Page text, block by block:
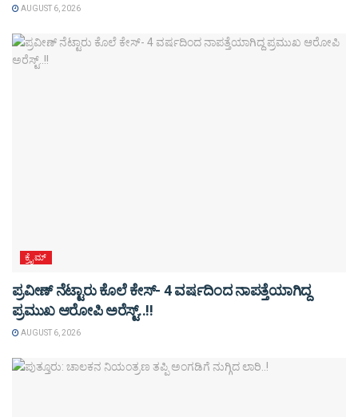
AUGUST 6, 2026
ಕ್ರೈಮ್
ಪ್ರವೀಣ್ ನೆಟ್ಟಾರು ಕೊಲೆ ಕೇಸ್‌- 4 ವರ್ಷದಿಂದ ನಾಪತ್ತೆಯಾಗಿದ್ದ
ಪ್ರಮುಖ ಆರೋಪಿ ಅರೆಸ್ಟ್‌..!!
AUGUST 6, 2026